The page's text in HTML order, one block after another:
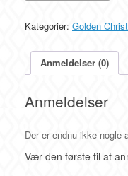
Jensen
antal
Kategorier: Golden
Anmeldelser (0)
Anmeldelser
Der er endnu ikke nogle
Vær den første til at